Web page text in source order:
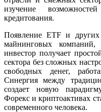
изучение
кредитования.
Появление ETF и
майнинговых компаний,
инвестор получает
сектора без сложных
свободных денег,
Синергия между
создает новую
Форекс и криптоактивах
современного человека.